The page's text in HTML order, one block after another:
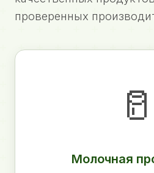
проверенных
🥛
Молочная